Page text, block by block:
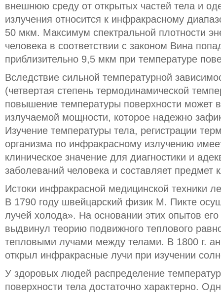
внешнюю среду от открытых частей тела и
излучения относится к инфракрасному
50 мкм. Максимум спектральной плотности
человека в соответствии с законом Вина
приблизительно 9,5 мкм при температуре
Вследствие сильной температурной
(четвертая степень термодинамической
повышение температуры поверхности может
излучаемой мощности, которое надежно
Изучение температуры тела, регистрации
организма по инфракрасному излучению
клиническое значение для диагностики и
заболеваний человека и составляет предмет
Истоки инфракрасной медицинской техники
В 1790 году швейцарский физик М. Пикте
лучей холода». На основании этих опытов
выдвинул теорию подвижного теплового
тепловыми лучами между телами. В 1800 г.
открыл инфракрасные лучи при изучении
У здоровых людей распределение
поверхности тела достаточно характерно.